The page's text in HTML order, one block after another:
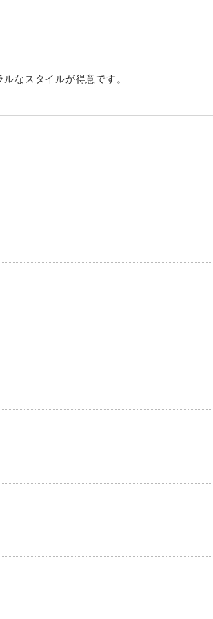
なスタイルが得意です。